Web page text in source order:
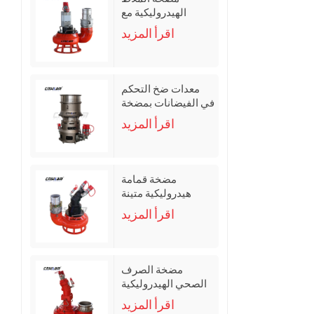
الهيدروليكية مع
وظيفة التحريك
اقرأ المزيد
معدات ضخ التحكم
في الفيضانات بمضخة
التدفق المحوري
الهيدروليكية
اقرأ المزيد
مضخة قمامة
هيدروليكية متينة
اقرأ المزيد
مضخة الصرف
الصحي الهيدروليكية
المحمولة
اقرأ المزيد